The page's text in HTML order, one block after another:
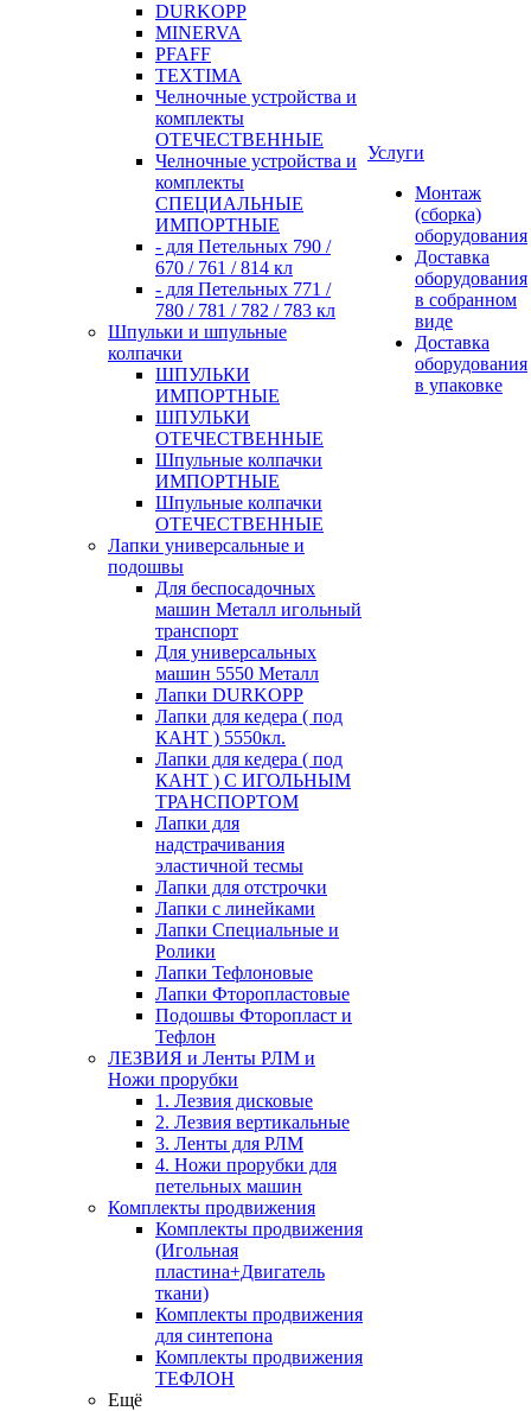
DURKOPP
MINERVA
PFAFF
TEXTIMA
Челночные устройства и
комплекты
ОТЕЧЕСТВЕННЫЕ
Челночные устройства и
комплекты
СПЕЦИАЛЬНЫЕ
ИМПОРТНЫЕ
- для Петельных 790 /
670 / 761 / 814 кл
- для Петельных 771 /
780 / 781 / 782 / 783 кл
Шпульки и шпульные
колпачки
ШПУЛЬКИ
ИМПОРТНЫЕ
ШПУЛЬКИ
ОТЕЧЕСТВЕННЫЕ
Шпульные колпачки
ИМПОРТНЫЕ
Шпульные колпачки
ОТЕЧЕСТВЕННЫЕ
Лапки универсальные и
подошвы
Для беспосадочных
машин Металл игольный
транспорт
Для универсальных
машин 5550 Металл
Лапки DURKOPP
Лапки для кедера ( под
КАНТ ) 5550кл.
Лапки для кедера ( под
КАНТ ) С ИГОЛЬНЫМ
ТРАНСПОРТОМ
Лапки для
надстрачивания
эластичной тесмы
Лапки для отстрочки
Лапки с линейками
Лапки Специальные и
Ролики
Лапки Тефлоновые
Лапки Фторопластовые
Подошвы Фторопласт и
Тефлон
ЛЕЗВИЯ и Ленты РЛМ и
Ножи прорубки
1. Лезвия дисковые
2. Лезвия вертикальные
3. Ленты для РЛМ
4. Ножи прорубки для
петельных машин
Комплекты продвижения
Комплекты продвижения
(Игольная
пластина+Двигатель
ткани)
Комплекты продвижения
для синтепона
Комплекты продвижения
ТЕФЛОН
Ещё
Услуги
Монтаж
(сборка)
оборудования
Доставка
оборудования
в собранном
виде
Доставка
оборудования
в упаковке